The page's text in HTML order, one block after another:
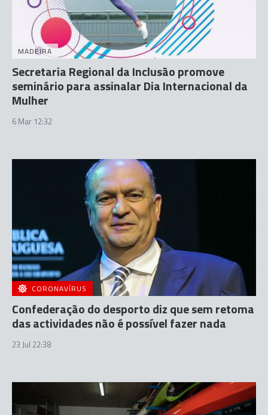
MADEIRA
Secretaria Regional da Inclusão promove
seminário para assinalar Dia Internacional da
Mulher
6 Mar 12:32
CORONAVÍRUS
Confederação do desporto diz que sem retoma
das actividades não é possível fazer nada
23 Jul 22:38